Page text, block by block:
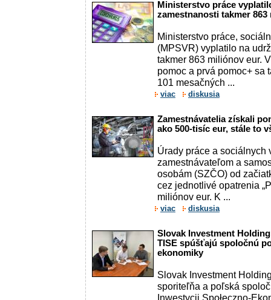
Ministerstvo práce
zamestnanosti takmer
Ministerstvo práce,
(MPSVR) vyplatilo na
takmer 863 miliónov eur.
pomoc a prvá pomoc+ sa
101 mesačných ...
viac diskusia
Zamestnávatelia získali
ako 500-tisíc eur, stále to
Úrady práce a sociálnych
zamestnávateľom a
osobám (SZČO) od
cez jednotlivé opatrenia
miliónov eur. K ...
viac diskusia
Slovak Investment
TISE spúšťajú spoločnú
ekonomiky
Slovak Investment
sporiteľňa a poľská
Inwestycji Społeczno-